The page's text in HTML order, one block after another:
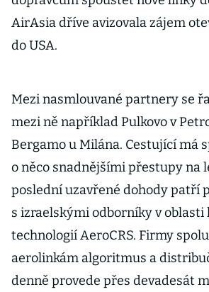
AirAsia dříve avizovala zájem
do USA.
Mezi nasmlouvané partnery se
mezi ně například Pulkovo v
Bergamo u Milána. Cestující má
o něco snadnějšími přestupy na
poslední uzavřené dohody patří
s izraelskými odborníky v oblasti
technologií AeroCRS. Firmy
aerolinkám algoritmus a
denně provede přes devadesát